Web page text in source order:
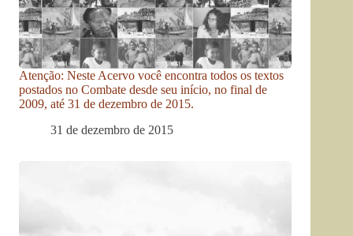
Atenção: Neste Acervo você encontra todos os textos
postados no Combate desde seu início, no final de
2009, até 31 de dezembro de 2015.
31 de dezembro de 2015